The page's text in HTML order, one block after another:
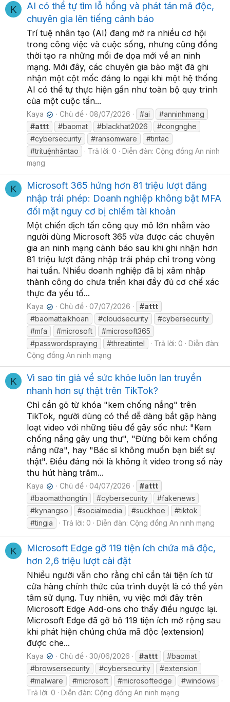
K
AI có thể tự tìm lỗ hổng và phát tán mã độc,
chuyên gia lên tiếng cảnh báo
Trí tuệ nhân tạo (AI) đang mở ra nhiều cơ hội
trong công việc và cuộc sống, nhưng cũng đồng
thời tạo ra những mối đe dọa mới về an ninh
mạng. Mới đây, các chuyên gia bảo mật đã ghi
nhận một cột mốc đáng lo ngại khi một hệ thống
AI có thể tự thực hiện gần như toàn bộ quy trình
của một cuộc tấn...
Kaya ✔ Chủ đề 08/07/2026 #ai
#anninhmang
#attt
#baomat #blackhat2026
#congnghe
#cybersecurity
#ransomware
#tintac
#trítuệnhântao
Trả lời: 0 Diễn đàn: Cộng đồng An ninh
mạng
K
Microsoft 365 hứng hơn 81 triệu lượt đăng
nhập trái phép: Doanh nghiệp không bật MFA
đối mặt nguy cơ bị chiếm tài khoản
Một chiến dịch tấn công quy mô lớn nhằm vào
người dùng Microsoft 365 vừa được các chuyên
gia an ninh mạng cảnh báo sau khi ghi nhận hơn
81 triệu lượt đăng nhập trái phép chỉ trong vòng
hai tuần. Nhiều doanh nghiệp đã bị xâm nhập
thành công do chưa triển khai đầy đủ cơ chế xác
thực đa yếu tố...
Kaya ✔ Chủ đề 07/07/2026
#attt
#baomattaikhoan
#cloudsecurity
#cybersecurity
#mfa
#microsoft
#microsoft365
#passwordspraying
#threatintel Trả lời: 0
Diễn đàn:
Cộng đồng An ninh mạng
K
Vì sao tin giả về sức khỏe luôn lan truyền
nhanh hơn sự thật trên TikTok?
Chỉ cần gõ từ khóa "kem chống nắng" trên
TikTok, người dùng có thể dễ dàng bắt gặp hàng
loạt video với những tiêu đề gây sốc như: "Kem
chống nắng gây ung thư", "Đừng bôi kem chống
nắng nữa", hay "Bác sĩ không muốn bạn biết sự
thật". Điều đáng nói là không ít video trong số này
thu hút hàng trăm...
Kaya ✔ Chủ đề 04/07/2026
#attt
#baomatthongtin
#cybersecurity
#fakenews
#kynangso
#socialmedia #suckhoe
#tiktok
#tingia
Trả lời: 0 Diễn đàn: Cộng đồng An ninh mạng
K
Microsoft Edge gỡ 119 tiện ích chứa mã độc,
hơn 2,6 triệu lượt cài đặt
Nhiều người vẫn cho rằng chỉ cần tải tiện ích từ
cửa hàng chính thức của trình duyệt là có thể yên
tâm sử dụng. Tuy nhiên, vụ việc mới đây trên
Microsoft Edge Add-ons cho thấy điều ngược lại.
Microsoft Edge đã gỡ bỏ 119 tiện ích mở rộng sau
khi phát hiện chúng chứa mã độc (extension)
được che...
Kaya ✔ Chủ đề 30/06/2026 #attt
#baomat
#browsersecurity
#cybersecurity
#extension
#malware
#microsoft #microsoftedge
#windows
Trả lời: 0
Diễn đàn: Cộng đồng An ninh mạng